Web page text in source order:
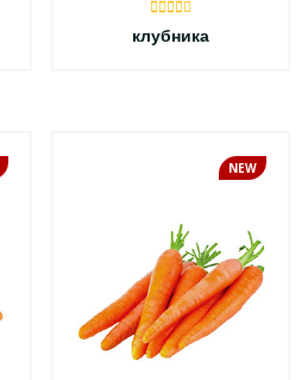
клубника
NEW